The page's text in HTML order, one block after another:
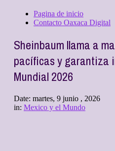
Pagina de inicio
Contacto Oaxaca Digital
Sheinbaum llama a
pacíficas y garantiza
Mundial 2026
Date: martes, 9 junio , 2026
in: Mexico y el Mundo